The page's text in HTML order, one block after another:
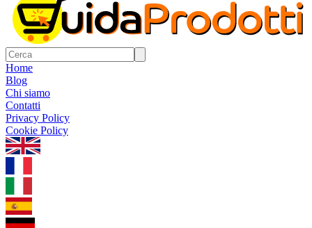
Home
Blog
Chi siamo
Contatti
Privacy Policy
Cookie Policy